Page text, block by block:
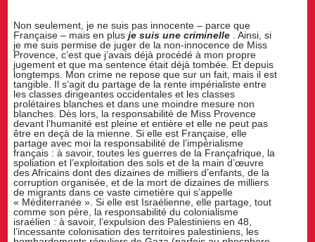
Non seulement, je ne suis pas innocente – parce que
Française – mais en plusje suis une criminelle . Ainsi, si
je me suis permise de juger de la non-innocence de Miss
Provence, c’est que j’avais déjà procédé à mon propre
jugement et que ma sentence était déjà tombée. Et depuis
longtemps. Mon crime ne repose que sur un fait, mais il est
tangible. Il s’agit du partage de la rente impérialiste entre
les classes dirigeantes occidentales et les classes
prolétaires blanches et dans une moindre mesure non
blanches. Dès lors, la responsabilité de Miss Provence
devant l’humanité est pleine et entière et elle ne peut pas
être en deçà de la mienne. Si elle est Française, elle
partage avec moi la responsabilité de l’impérialisme
français : à savoir, toutes les guerres de la Françafrique, la
spoliation et l’exploitation des sols et de la main d’œuvre
des Africains dont des dizaines de milliers d’enfants, de la
corruption organisée, et de la mort de dizaines de milliers
de migrants dans ce vaste cimetière qui s’appelle
« Méditerranée ». Si elle est Israélienne, elle partage, tout
comme son père, la responsabilité du colonialisme
israélien : à savoir, l’expulsion des Palestiniens en 48,
l’incessante colonisation des territoires palestiniens, les